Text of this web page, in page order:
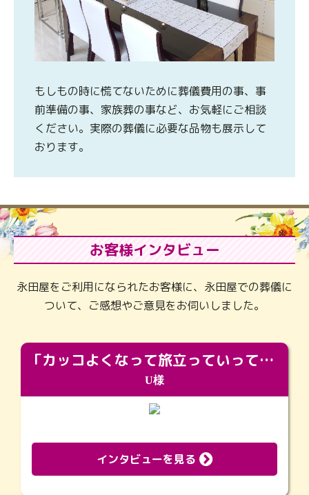
もしもの時に慌てないために葬儀費用の事、事
前準備の事、家族葬の事など、お気軽にご相談
ください。実際の葬儀に必要な品物も展示して
おります。
お客様インタビュー
永田屋をご利用になられたお客様に、永田屋での葬儀に
ついて、ご感想やご意見をお伺いしました。
「カッコよくなって旅立っていってくれました（笑）もっとカッコいいって言ってあげればよかったな」
U様
インタビューを見る